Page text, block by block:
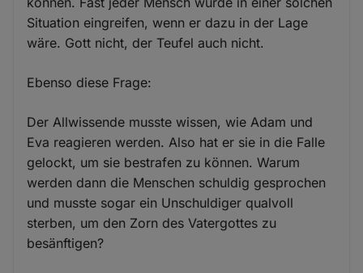
Situation eingreifen, wenn er dazu in der Lage
wäre. Gott nicht, der Teufel auch nicht.
Ebenso diese Frage:
Der Allwissende musste wissen, wie Adam und
Eva reagieren werden. Also hat er sie in die Falle
gelockt, um sie bestrafen zu können. Warum
werden dann die Menschen schuldig gesprochen
und musste sogar ein Unschuldiger qualvoll
sterben, um den Zorn des Vatergottes zu
besänftigen?